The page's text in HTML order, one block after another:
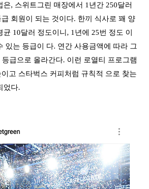
은, 스위트그린 매장에서 1년간 250달러
회원이 되는 것이다. 한끼 식사로 꽤 양
10달러 정도이니, 1년에 25번 정도 이
있는 등급이 다. 연간 사용금액에 따라 그
급으로 올라간다. 이런 로열티 프로그램
고 스타벅스 커피처럼 규칙적 으로 찾는
었다.